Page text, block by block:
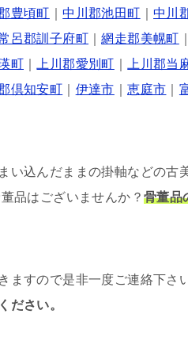
豊頃町 ｜中川郡池田町 ｜中川
呂郡訓子府町 ｜網走郡美幌町
町 上川郡愛別町 上川郡当
倶知安町 伊達市 ｜恵庭市
い込んだままの掛軸などの古
品はございませんか？ 骨董品
すので是非一度ご連絡下さ
さい。